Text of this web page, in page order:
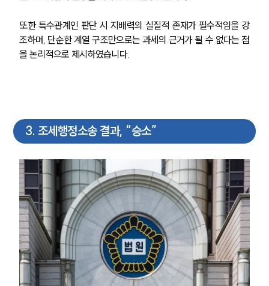
또한 특수관계인 판단 시 지배력의 실질적 존재가 필수적임을 강
조하며, 단순한 계열 구조만으로는 과세의 근거가 될 수 없다는 점
을 논리적으로 제시하였습니다.
3. 조세행정소송 결과, “승소”